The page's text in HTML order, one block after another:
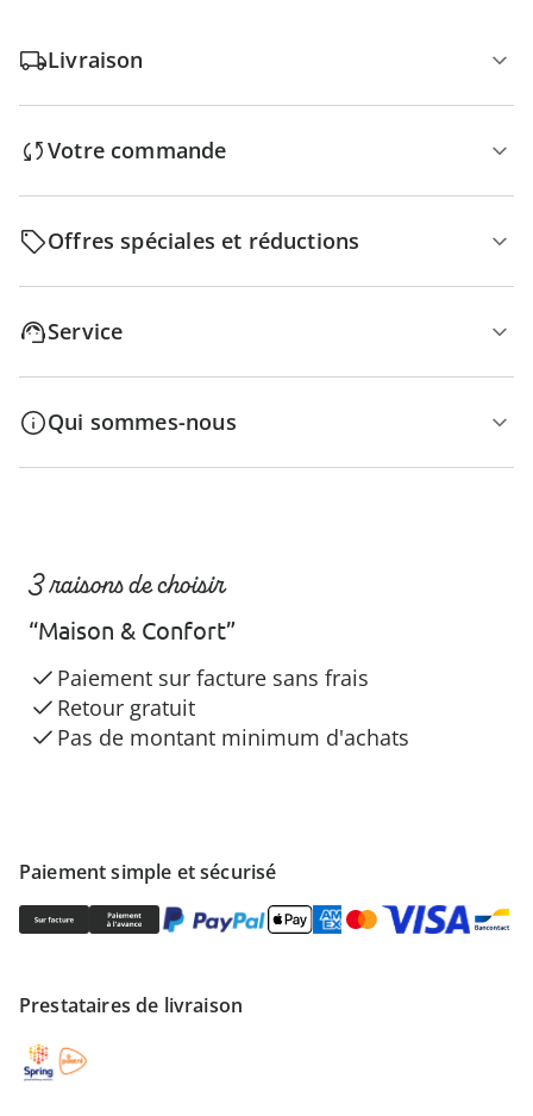
Livraison
Votre commande
Offres spéciales et réductions
Service
Qui sommes-nous
Paiement simple et sécurisé
Prestataires de livraison
3 raisons de choisir
“Maison & Confort”
Paiement sur facture sans frais
Retour gratuit
Pas de montant minimum d'achats